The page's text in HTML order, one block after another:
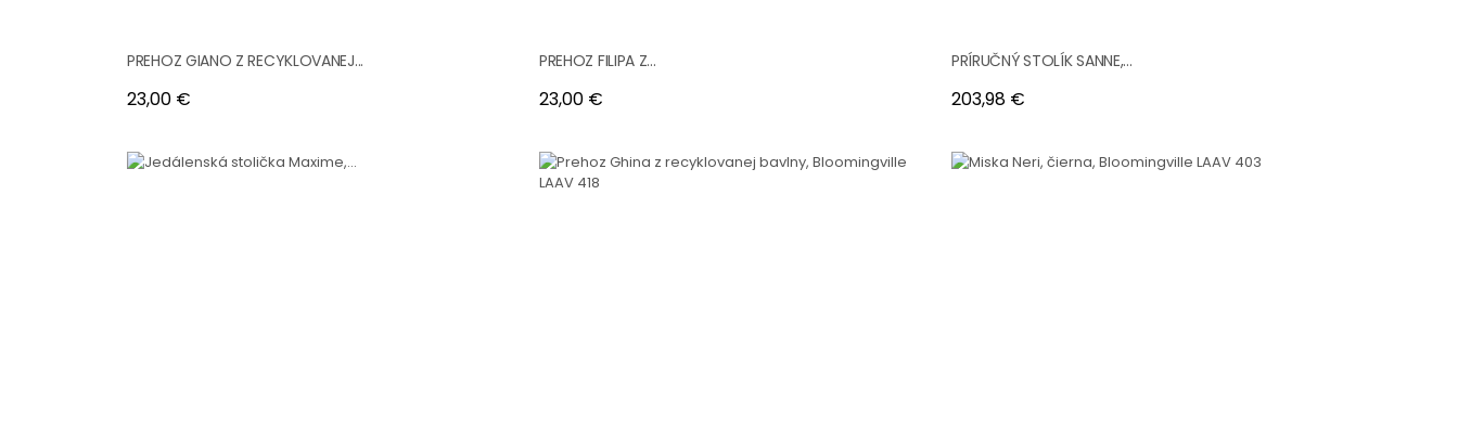
PREHOZ GIANO Z RECYKLOVANEJ...
Cena
23,00 €
PREHOZ FILIPA Z...
Cena
23,00 €
PRÍRUČNÝ STOLÍK SANNE,...
Cena
203,98 €